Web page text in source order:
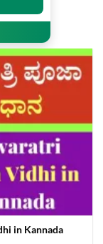
in Kannada